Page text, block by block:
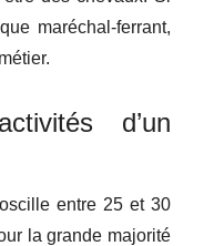
maréchal-ferrant,
d’un
entre 25 et 30
la grande majorité